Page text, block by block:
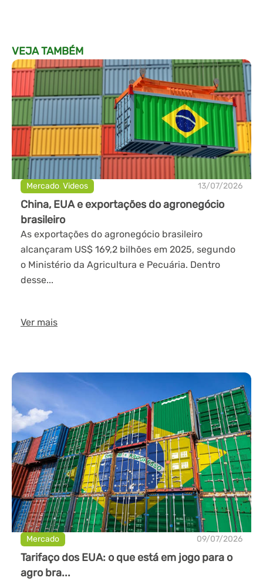
VEJA TAMBÉM
Mercado,Videos 13/07/2026
China, EUA e exportações do agronegócio
brasileiro
As exportações do agronegócio brasileiro
alcançaram US$ 169,2 bilhões em 2025, segundo
o Ministério da Agricultura e Pecuária. Dentro
desse...
Ver mais
Mercado 09/07/2026
Tarifaço dos EUA: o que está em jogo para o
agro bra...